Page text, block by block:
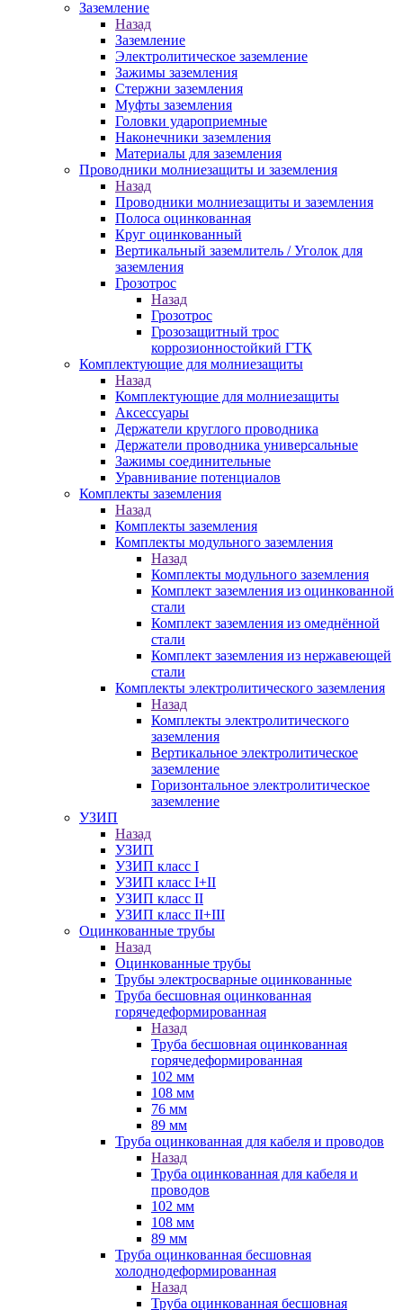
Заземление
Назад
Заземление
Электролитическое заземление
Зажимы заземления
Стержни заземления
Муфты заземления
Головки удароприемные
Наконечники заземления
Материалы для заземления
Проводники молниезащиты и заземления
Назад
Проводники молниезащиты и заземления
Полоса оцинкованная
Круг оцинкованный
Вертикальный заземлитель / Уголок для
заземления
Грозотрос
Назад
Грозотрос
Грозозащитный трос
коррозионностойкий ГТК
Комплектующие для молниезащиты
Назад
Комплектующие для молниезащиты
Аксессуары
Держатели круглого проводника
Держатели проводника универсальные
Зажимы соединительные
Уравнивание потенциалов
Комплекты заземления
Назад
Комплекты заземления
Комплекты модульного заземления
Назад
Комплекты модульного заземления
Комплект заземления из оцинкованной
стали
Комплект заземления из омеднённой
стали
Комплект заземления из нержавеющей
стали
Комплекты электролитического заземления
Назад
Комплекты электролитического
заземления
Вертикальное электролитическое
заземление
Горизонтальное электролитическое
заземление
УЗИП
Назад
УЗИП
УЗИП класс I
УЗИП класс I+II
УЗИП класс II
УЗИП класс II+III
Оцинкованные трубы
Назад
Оцинкованные трубы
Трубы электросварные оцинкованные
Труба бесшовная оцинкованная
горячедеформированная
Назад
Труба бесшовная оцинкованная
горячедеформированная
102 мм
108 мм
76 мм
89 мм
Труба оцинкованная для кабеля и проводов
Назад
Труба оцинкованная для кабеля и
проводов
102 мм
108 мм
89 мм
Труба оцинкованная бесшовная
холоднодеформированная
Назад
Труба оцинкованная бесшовная